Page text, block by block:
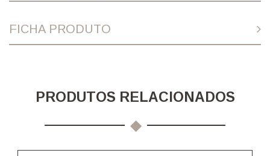
FICHA PRODUTO
PRODUTOS RELACIONADOS